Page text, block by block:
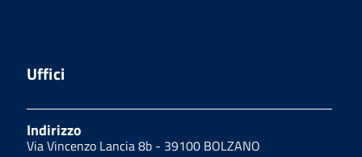
Uffici
Indirizzo
Via Vincenzo Lancia 8b - 39100 BOLZANO